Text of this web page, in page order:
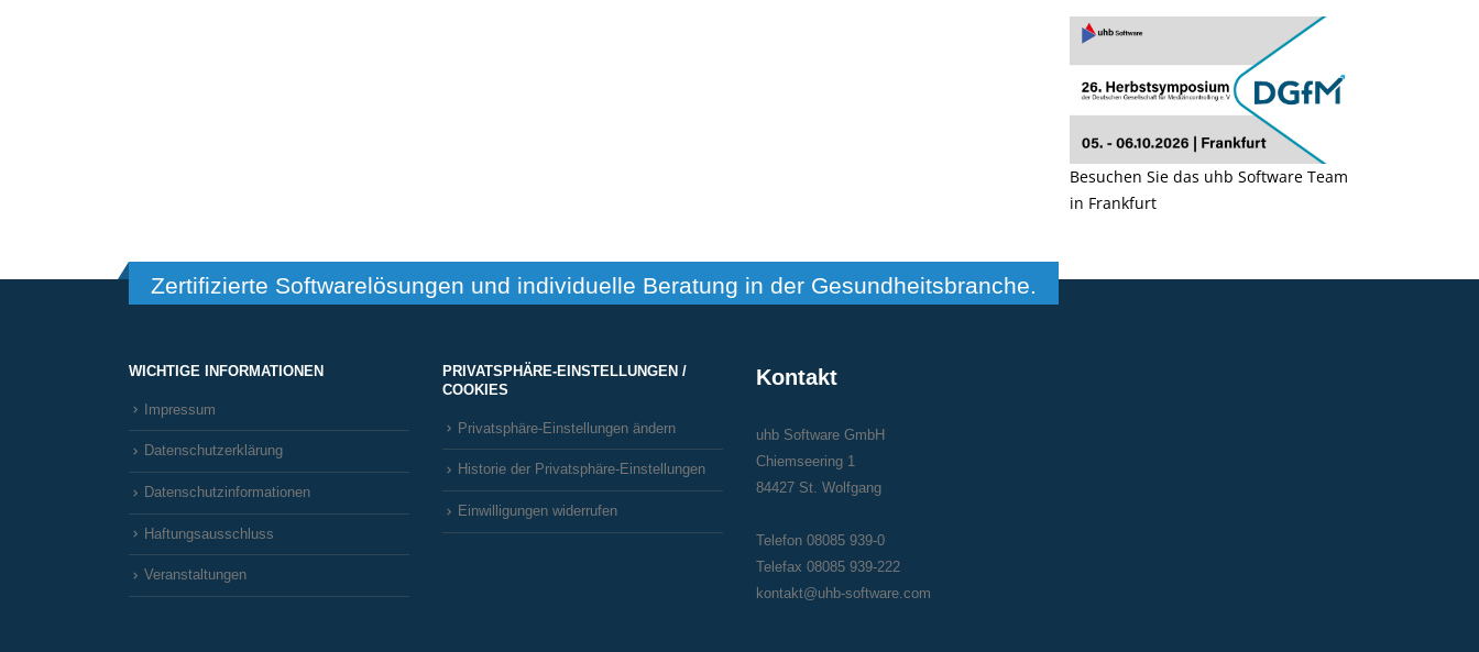
Besuchen Sie das uhb Software Team
in Frankfurt
Zertifizierte Softwarelösungen und individuelle Beratung in der Gesundheitsbranche.
WICHTIGE INFORMATIONEN
Impressum
Datenschutzerklärung
Datenschutzinformationen
Haftungsausschluss
Veranstaltungen
PRIVATSPHÄRE-EINSTELLUNGEN /
COOKIES
Privatsphäre-Einstellungen ändern
Historie der Privatsphäre-Einstellungen
Einwilligungen widerrufen
Kontakt
uhb Software GmbH
Chiemseering 1
84427 St. Wolfgang
Telefon 08085 939-0
Telefax 08085 939-222
kontakt@uhb-software.com